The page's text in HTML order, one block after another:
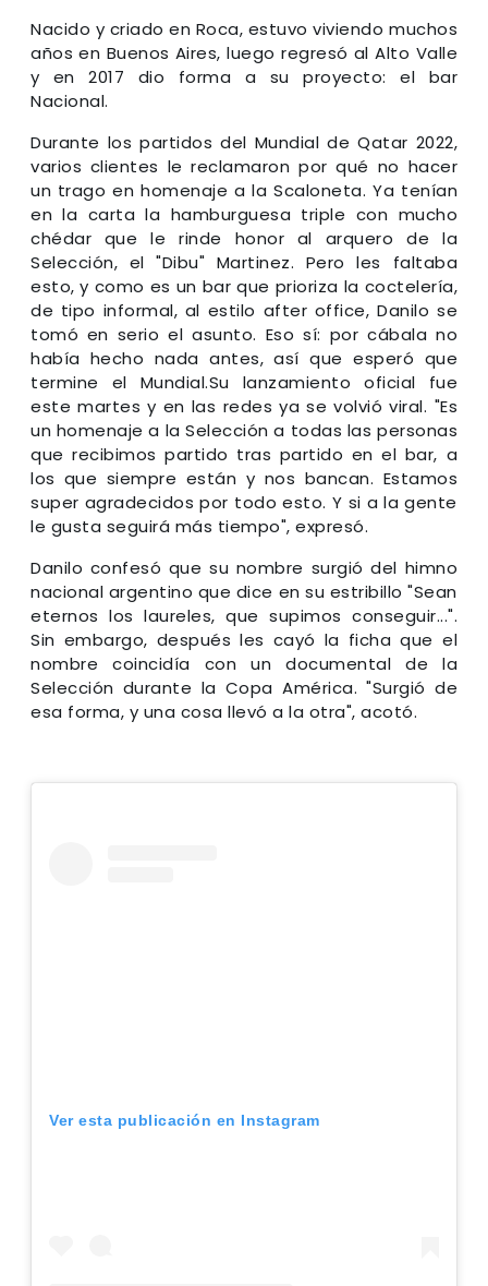
Nacido y criado en Roca, estuvo viviendo muchos
años en Buenos Aires, luego regresó al Alto Valle
y en 2017 dio forma a su proyecto: el bar
Nacional.
Durante los partidos del Mundial de Qatar 2022,
varios clientes le reclamaron por qué no hacer
un trago en homenaje a la Scaloneta. Ya tenían
en la carta la hamburguesa triple con mucho
chédar que le rinde honor al arquero de la
Selección, el "Dibu" Martinez. Pero les faltaba
esto, y como es un bar que prioriza la coctelería,
de tipo informal, al estilo after office, Danilo se
tomó en serio el asunto. Eso sí: por cábala no
había hecho nada antes, así que esperó que
termine el Mundial.Su lanzamiento oficial fue
este martes y en las redes ya se volvió viral. "Es
un homenaje a la Selección a todas las personas
que recibimos partido tras partido en el bar, a
los que siempre están y nos bancan. Estamos
super agradecidos por todo esto. Y si a la gente
le gusta seguirá más tiempo", expresó.
Danilo confesó que su nombre surgió del himno
nacional argentino que dice en su estribillo "Sean
eternos los laureles, que supimos conseguir...".
Sin embargo, después les cayó la ficha que el
nombre coincidía con un documental de la
Selección durante la Copa América. "Surgió de
esa forma, y una cosa llevó a la otra", acotó.
Ver esta publicación en Instagram